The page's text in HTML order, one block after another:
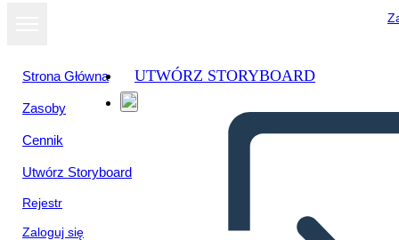
Strona Główna
Zasoby
Cennik
Utwórz Storyboard
Rejestr
Zaloguj się
UTWÓRZ STORYBOARD
Wyświetl jako
pokaz slajdów